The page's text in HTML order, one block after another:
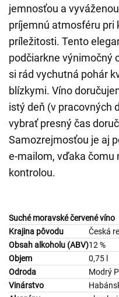
jemnosťou a
príjemnú atmosféru pri
príležitosti. Tento
podčiarkne výnimočný
si rád vychutná pohár
blízkymi. Víno
istý deň (v pracovných
vybrať presný čas
Samozrejmosťou je aj
e-mailom, vďaka čomu
kontrolou.
Suché moravské červené víno
Krajina pôvodu
Česká
Obsah alkoholu (ABV)12 %
Objem
0,75 l
Odroda
Modrý
Vinárstvo